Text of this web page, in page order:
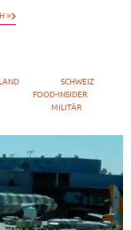
»
SCHWEIZ
FOOD-INSIDER
MILITÄR